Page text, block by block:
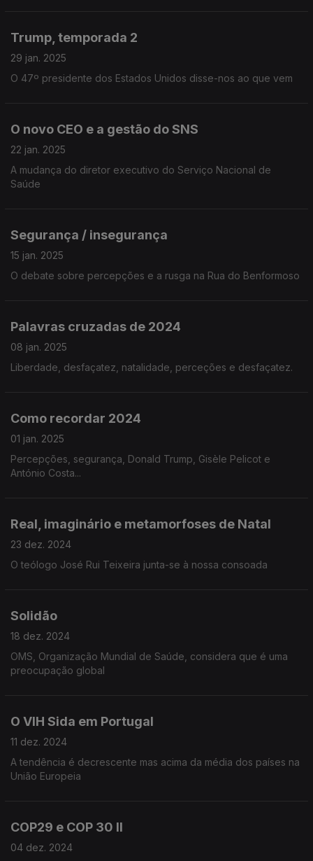
Trump, temporada 2
29 jan. 2025
O 47º presidente dos Estados Unidos disse-nos ao que vem
O novo CEO e a gestão do SNS
22 jan. 2025
A mudança do diretor executivo do Serviço Nacional de
Saúde
Segurança / insegurança
15 jan. 2025
O debate sobre percepções e a rusga na Rua do Benformoso
Palavras cruzadas de 2024
08 jan. 2025
Liberdade, desfaçatez, natalidade, perceções e desfaçatez.
Como recordar 2024
01 jan. 2025
Percepções, segurança, Donald Trump, Gisèle Pelicot e
António Costa...
Real, imaginário e metamorfoses de Natal
23 dez. 2024
O teólogo José Rui Teixeira junta-se à nossa consoada
Solidão
18 dez. 2024
OMS, Organização Mundial de Saúde, considera que é uma
preocupação global
O VIH Sida em Portugal
11 dez. 2024
A tendência é decrescente mas acima da média dos países na
União Europeia
COP29 e COP 30 II
04 dez. 2024